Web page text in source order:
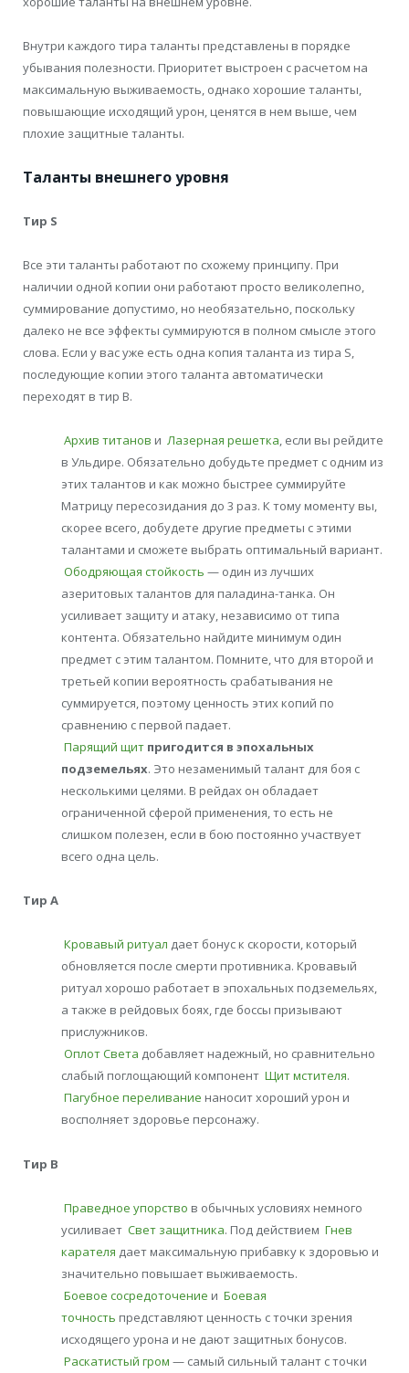
Внутри каждого тира таланты представлены в порядке
убывания полезности. Приоритет выстроен с расчетом на
максимальную выживаемость, однако хорошие таланты,
повышающие исходящий урон, ценятся в нем выше, чем
плохие защитные таланты.
Таланты внешнего уровня
Тир S
Все эти таланты работают по схожему принципу. При
наличии одной копии они работают просто великолепно,
суммирование допустимо, но необязательно, поскольку
далеко не все эффекты суммируются в полном смысле этого
слова. Если у вас уже есть одна копия таланта из тира S,
последующие копии этого таланта автоматически
переходят в тир B.
Архив титанов и Лазерная решетка, если вы рейдите
в Ульдире. Обязательно добудьте предмет с одним из
этих талантов и как можно быстрее суммируйте
Матрицу пересозидания до 3 раз. К тому моменту вы,
скорее всего, добудете другие предметы с этими
талантами и сможете выбрать оптимальный вариант.
Ободряющая стойкость — один из лучших
азеритовых талантов для паладина-танка. Он
усиливает защиту и атаку, независимо от типа
контента. Обязательно найдите минимум один
предмет с этим талантом. Помните, что для второй и
третьей копии вероятность срабатывания не
суммируется, поэтому ценность этих копий по
сравнению с первой падает.
Парящий щит пригодится в эпохальных
подземельях. Это незаменимый талант для боя с
несколькими целями. В рейдах он обладает
ограниченной сферой применения, то есть не
слишком полезен, если в бою постоянно участвует
всего одна цель.
Тир А
Кровавый ритуал дает бонус к скорости, который
обновляется после смерти противника. Кровавый
ритуал хорошо работает в эпохальных подземельях,
а также в рейдовых боях, где боссы призывают
прислужников.
Оплот Света добавляет надежный, но сравнительно
слабый поглощающий компонент Щит мстителя.
Пагубное переливание наносит хороший урон и
восполняет здоровье персонажу.
Тир В
Праведное упорство в обычных условиях немного
усиливает Свет защитника. Под действием Гнев
карателя дает максимальную прибавку к здоровью и
значительно повышает выживаемость.
Боевое сосредоточение и Боевая
точность представляют ценность с точки зрения
исходящего урона и не дают защитных бонусов.
Раскатистый гром — самый сильный талант с точки